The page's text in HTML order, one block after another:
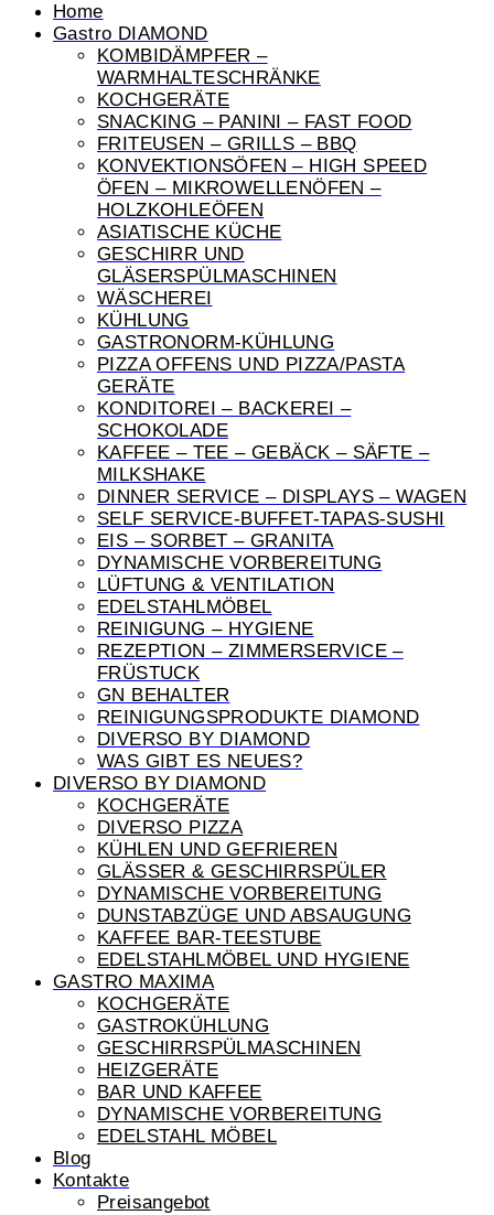
Home
Gastro DIAMOND
KOMBIDÄMPFER –
WARMHALTESCHRÄNKE
KOCHGERÄTE
SNACKING – PANINI – FAST FOOD
FRITEUSEN – GRILLS – BBQ
KONVEKTIONSÖFEN – HIGH SPEED
ÖFEN – MIKROWELLENÖFEN –
HOLZKOHLEÖFEN
ASIATISCHE KÜCHE
GESCHIRR UND
GLÄSERSPÜLMASCHINEN
WÄSCHEREI
KÜHLUNG
GASTRONORM-KÜHLUNG
PIZZA OFFENS UND PIZZA/PASTA
GERÄTE
KONDITOREI – BACKEREI –
SCHOKOLADE
KAFFEE – TEE – GEBÄCK – SÄFTE –
MILKSHAKE
DINNER SERVICE – DISPLAYS – WAGEN
SELF SERVICE-BUFFET-TAPAS-SUSHI
EIS – SORBET – GRANITA
DYNAMISCHE VORBEREITUNG
LÜFTUNG & VENTILATION
EDELSTAHLMÖBEL
REINIGUNG – HYGIENE
REZEPTION – ZIMMERSERVICE –
FRÜSTUCK
GN BEHALTER
REINIGUNGSPRODUKTE DIAMOND
DIVERSO BY DIAMOND
WAS GIBT ES NEUES?
DIVERSO BY DIAMOND
KOCHGERÄTE
DIVERSO PIZZA
KÜHLEN UND GEFRIEREN
GLÄSSER & GESCHIRRSPÜLER
DYNAMISCHE VORBEREITUNG
DUNSTABZÜGE UND ABSAUGUNG
KAFFEE BAR-TEESTUBE
EDELSTAHLMÖBEL UND HYGIENE
GASTRO MAXIMA
KOCHGERÄTE
GASTROKÜHLUNG
GESCHIRRSPÜLMASCHINEN
HEIZGERÄTE
BAR UND KAFFEE
DYNAMISCHE VORBEREITUNG
EDELSTAHL MÖBEL
Blog
Kontakte
Preisangebot